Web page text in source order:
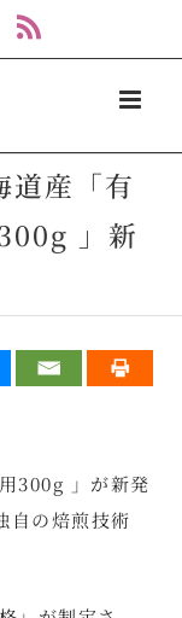
道産「有
」新
300g 」が新発
自の焙煎技術